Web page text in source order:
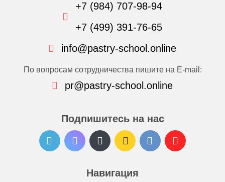
Навигация
+7 (984) 707-98-94
+7 (499) 391-76-65
info@pastry-school.online
По вопросам сотрудничества пишите на E-mail:
pr@pastry-school.online
Подпишитесь на нас